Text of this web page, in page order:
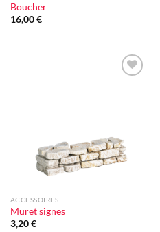
Boucher
16,00€
ACCESSOIRES
Muret signes
3,20€